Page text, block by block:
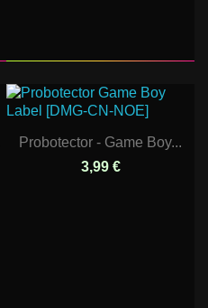
Probotector - Game Boy...
3,99 €